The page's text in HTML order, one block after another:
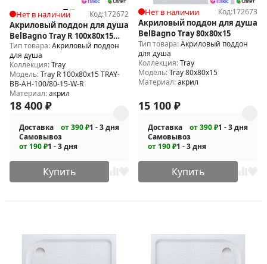
Нет в наличии Код:172672
Акриловый поддон для душа
BelBagno Tray R 100x80x15
TRAY-BB-AH-100/80-15-W-R
Тип товара:Акриловый поддон
для душа
Коллекция:Tray
Модель:Tray R 100x80x15 TRAY-
BB-AH-100/80-15-W-R
Материал:акрил
18 400 ₽
Доставка от 390 ₽1 - 3 дня
Самовывоз
от 190 ₽1 - 3 дня
Купить
Нет в наличии Код:172673
Акриловый поддон для душа
BelBagno Tray 80x80x15
Тип товара:Акриловый поддон
для душа
Коллекция:Tray
Модель:Tray 80x80x15
Материал:акрил
15 100 ₽
Доставка от 390 ₽1 - 3 дня
Самовывоз
от 190 ₽1 - 3 дня
Купить